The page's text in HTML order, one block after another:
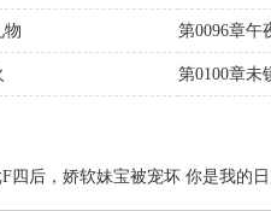
物 第0096章午
第0100章未
四后，娇软妹宝被宠坏 你是我的